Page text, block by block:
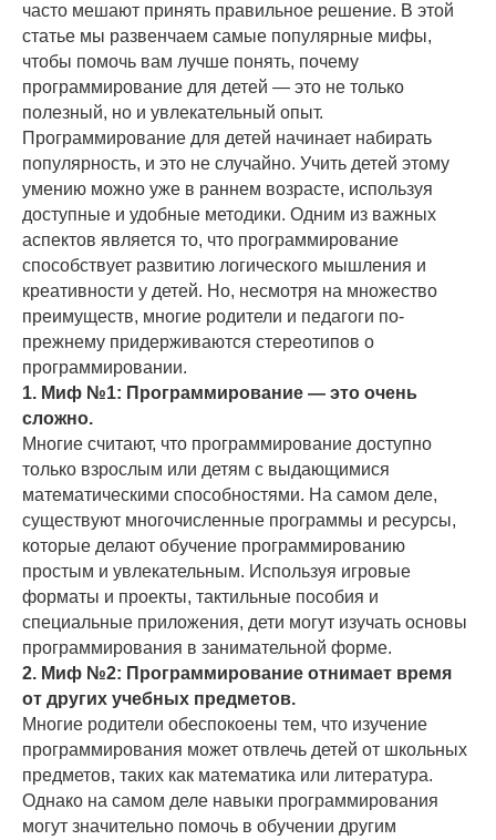
часто мешают принять правильное решение. В этой
статье мы развенчаем самые популярные мифы,
чтобы помочь вам лучше понять, почему
программирование для детей — это не только
полезный, но и увлекательный опыт.
Программирование для детей начинает набирать
популярность, и это не случайно. Учить детей этому
умению можно уже в раннем возрасте, используя
доступные и удобные методики. Одним из важных
аспектов является то, что программирование
способствует развитию логического мышления и
креативности у детей. Но, несмотря на множество
преимуществ, многие родители и педагоги по-
прежнему придерживаются стереотипов о
программировании.
1. Миф №1: Программирование — это очень
сложно.
Многие считают, что программирование доступно
только взрослым или детям с выдающимися
математическими способностями. На самом деле,
существуют многочисленные программы и ресурсы,
которые делают обучение программированию
простым и увлекательным. Используя игровые
форматы и проекты, тактильные пособия и
специальные приложения, дети могут изучать основы
программирования в занимательной форме.
2. Миф №2: Программирование отнимает время
от других учебных предметов.
Многие родители обеспокоены тем, что изучение
программирования может отвлечь детей от школьных
предметов, таких как математика или литература.
Однако на самом деле навыки программирования
могут значительно помочь в обучении другим